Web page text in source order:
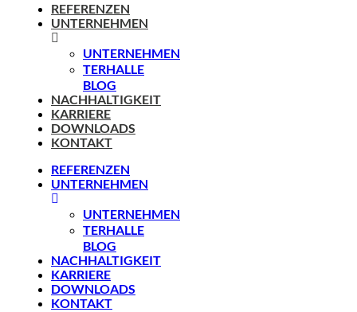
REFERENZEN
UNTERNEHMEN
UNTERNEHMEN
TERHALLE
BLOG
NACHHALTIGKEIT
KARRIERE
DOWNLOADS
KONTAKT
REFERENZEN
UNTERNEHMEN
UNTERNEHMEN
TERHALLE
BLOG
NACHHALTIGKEIT
KARRIERE
DOWNLOADS
KONTAKT